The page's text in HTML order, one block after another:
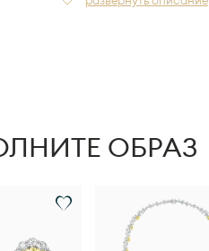
кольца безОБРАЗ